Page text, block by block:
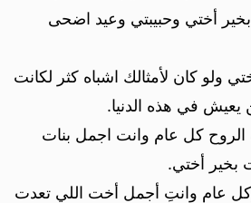
أختي وحبيبتي وعيد اضحى
ولو كان لأمثالك اشباه كثر لكانت
يعيش في هذه الدنيا.
كل عام وانت اجمل بنات
بخير أختي.
عام وانتِ أجمل أخت اللي تعدت